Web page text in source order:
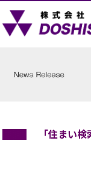
「住まい